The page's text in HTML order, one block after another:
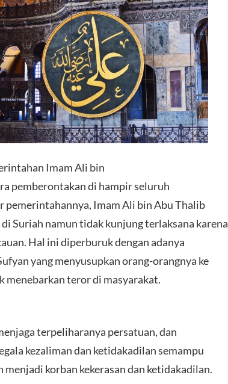
Imam Ali bin
pemberontakan di hampir seluruh
pemerintahannya, Imam Ali bin Abu Thalib
Suriah namun tidak kunjung terlaksana karena
Hal ini diperburuk dengan adanya
yang menyusupkan orang-orangnya ke
menebarkan teror di masyarakat.
terpeliharanya persatuan, dan
kezaliman dan ketidakadilan semampu
korban kekerasan dan ketidakadilan.